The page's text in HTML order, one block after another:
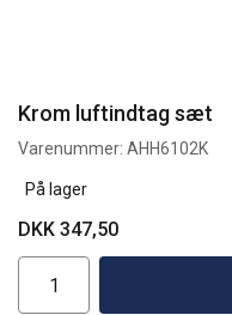
Krom luftindtag sæt
Varenummer: AHH6102K
På lager
DKK 347,50